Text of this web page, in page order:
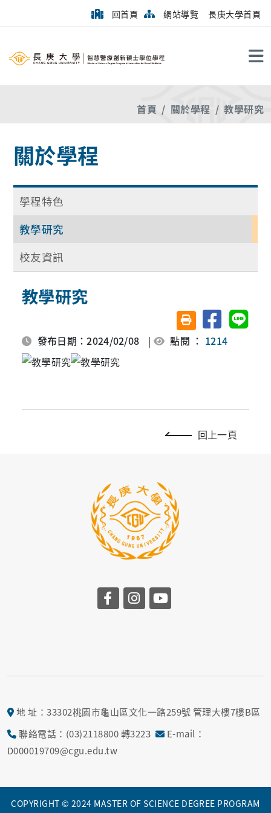
回首頁 網站導覽 長庚大學首頁
首頁 關於學程 教學研究
關於學程
學程特色
教學研究
校友資訊
教學研究
友善列印(另開視窗)
分享至臉書分享
發布日期：2024/02/08 | 點閱 ： 1214
回上一頁
地 址：33302桃園市龜山區文化一路259號 管理大樓7樓B區
聯絡電話：(03)2118800 轉3223
E-mail：
D000019709@cgu.edu.tw
COPYRIGHT © 2024 MASTER OF SCIENCE DEGREE PROGRAM